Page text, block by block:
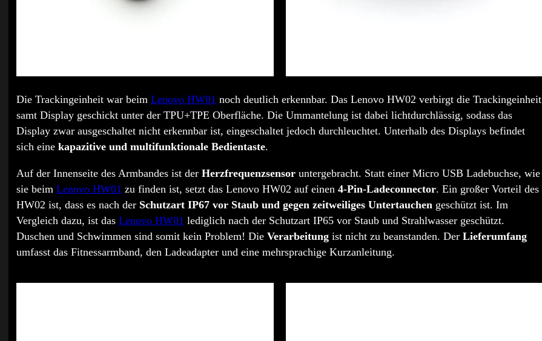
Die Trackingeinheit war beim Lenovo HW01 noch deutlich erkennbar. Das Lenovo HW02 verbirgt die Trackingeinheit
samt Display geschickt unter der TPU+TPE Oberfläche. Die Ummantelung ist dabei lichtdurchlässig, sodass das
Display zwar ausgeschaltet nicht erkennbar ist, eingeschaltet jedoch durchleuchtet. Unterhalb des Displays befindet
sich eine kapazitive und multifunktionale Bedientaste.
Auf der Innenseite des Armbandes ist der Herzfrequenzsensor untergebracht. Statt einer Micro USB Ladebuchse, wie
sie beim Lenovo HW01 zu finden ist, setzt das Lenovo HW02 auf einen 4-Pin-Ladeconnector. Ein großer Vorteil des
HW02 ist, dass es nach der Schutzart IP67 vor Staub und gegen zeitweiliges Untertauchen geschützt ist. Im
Vergleich dazu, ist das Lenovo HW01 lediglich nach der Schutzart IP65 vor Staub und Strahlwasser geschützt.
Duschen und Schwimmen sind somit kein Problem! Die Verarbeitung ist nicht zu beanstanden. Der Lieferumfang
umfasst das Fitnessarmband, den Ladeadapter und eine mehrsprachige Kurzanleitung.